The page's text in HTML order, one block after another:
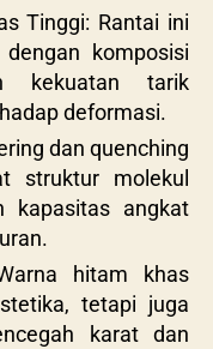
Tinggi: Rantai ini
komposisi
kekuatan tarik
deformasi.
dan quenching
struktur molekul
kapasitas angkat
hitam khas
tetapi juga
karat dan